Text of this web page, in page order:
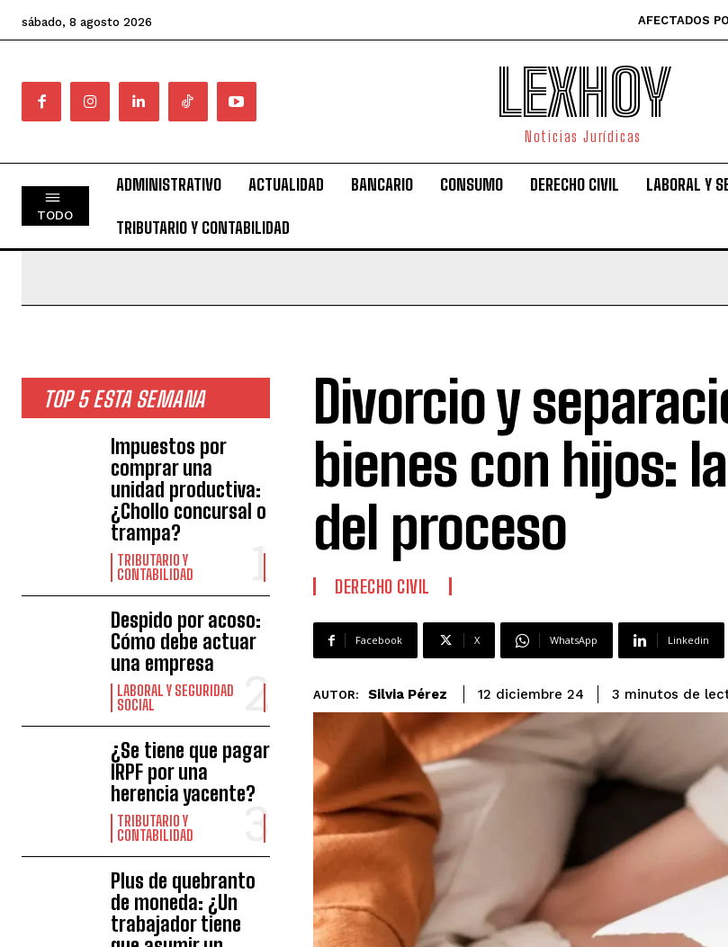
sábado, 8 agosto 2026 AFECTADOS
LEXHOY
Noticias Jurídicas
TODO
ADMINISTRATIVO ACTUALIDAD BANCARIO CONSUMO DERECHO CIVIL LABORAL Y
TRIBUTARIO Y CONTABILIDAD
TOP 5 ESTA SEMANA
Impuestos por
comprar una
unidad productiva:
¿Chollo concursal o
trampa?
TRIBUTARIO Y
CONTABILIDAD
Despido por acoso:
Cómo debe actuar
una empresa
LABORAL Y SEGURIDAD
SOCIAL
¿Se tiene que pagar
IRPF por una
herencia yacente?
TRIBUTARIO Y
CONTABILIDAD
Plus de quebranto
de moneda: ¿Un
trabajador tiene
Divorcio y
bienes con hijos:
del proceso
DERECHO CIVIL
Facebook X WhatsApp Linkedin
AUTOR: Silvia Pérez 12 diciembre 24 3 minutos de